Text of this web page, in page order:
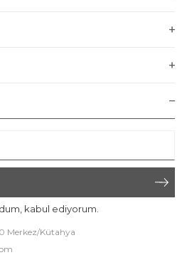
kabul ediyorum.
Merkez/Kütahya